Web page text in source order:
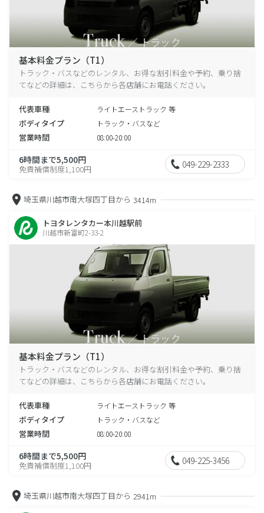
基本料金プラン（T1）
トラック・バスなどのレンタル、お得な割引料金や予約、乗り捨
てなどの詳細は、こちらから各店舗にお電話ください。
代表車種 ライトエーストラック 等
ボディタイプ トラック・バスなど
営業時間 08:00-20:00
6時間まで5,500円
免責補償制度1,100円 049-229-2333
埼玉県川越市南大塚四丁目から 3414m
トヨタレンタカー本川越駅前
川越市新富町2-33-2
基本料金プラン（T1）
トラック・バスなどのレンタル、お得な割引料金や予約、乗り捨
てなどの詳細は、こちらから各店舗にお電話ください。
代表車種 ライトエーストラック 等
ボディタイプ トラック・バスなど
営業時間 08:00-20:00
6時間まで5,500円
免責補償制度1,100円 049-225-3456
埼玉県川越市南大塚四丁目から 2941m